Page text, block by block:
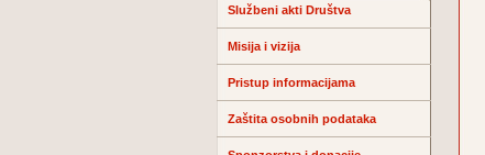
Službeni akti Društva
Misija i vizija
Pristup informacijama
Zaštita osobnih podataka